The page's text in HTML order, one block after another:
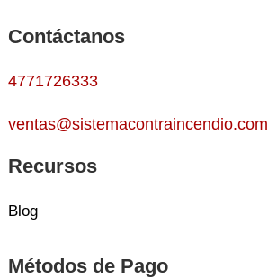
Contáctanos
4771726333
ventas@sistemacontraincendio.com
Recursos
Blog
Métodos de Pago